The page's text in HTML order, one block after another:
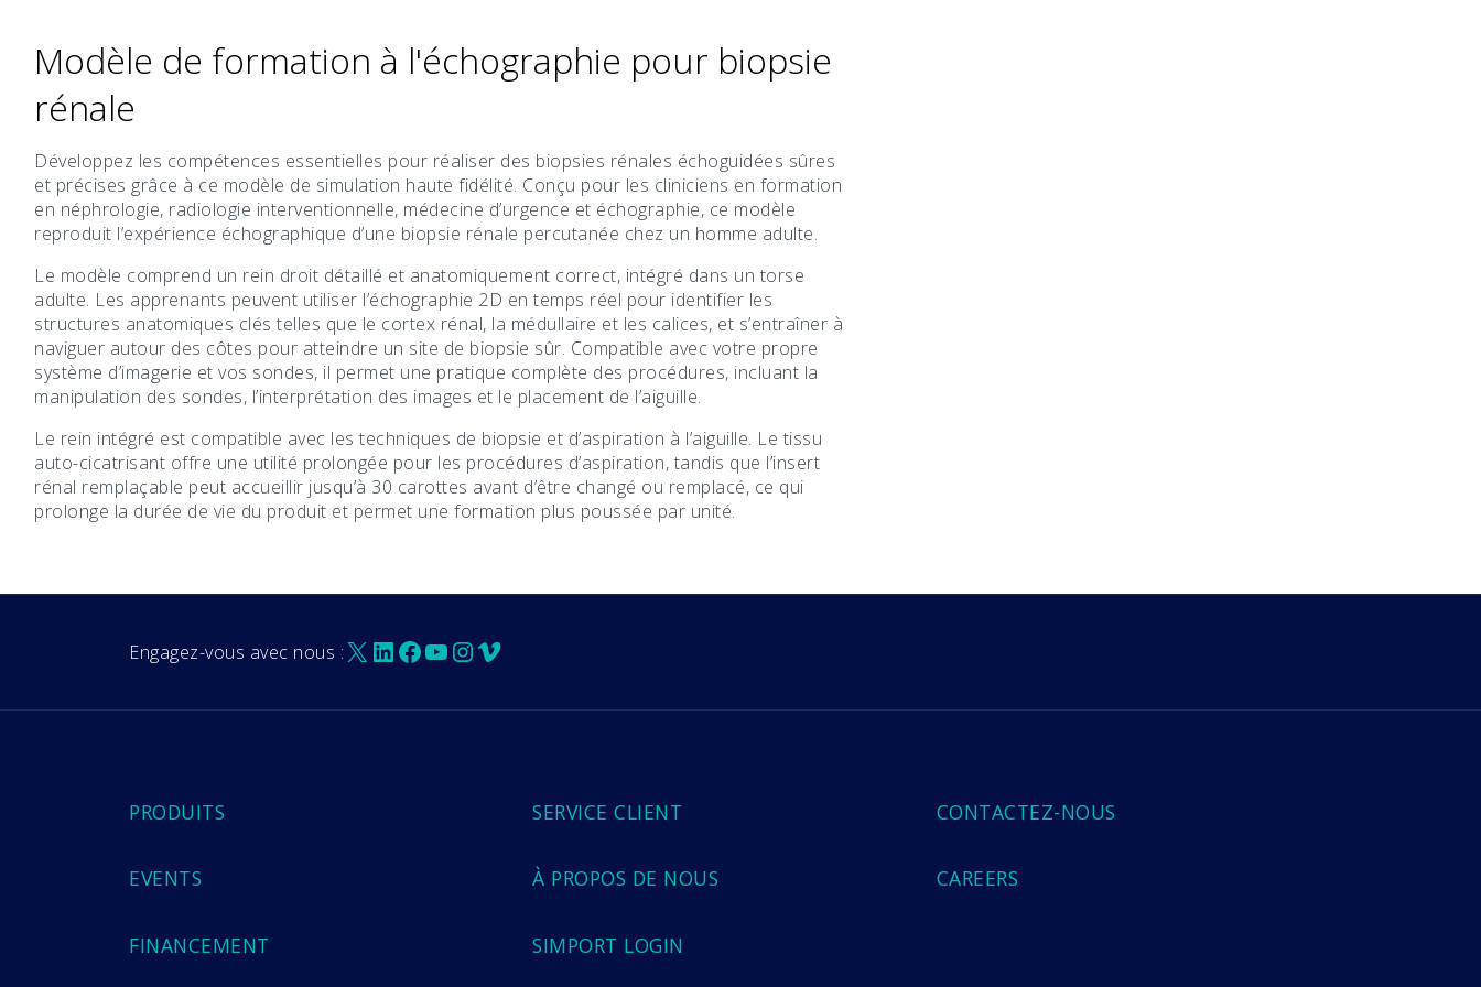
Modèle de formation à l'échographie pour biopsie
rénale
Développez les compétences essentielles pour réaliser des biopsies rénales échoguidées sûres
et précises grâce à ce modèle de simulation haute fidélité. Conçu pour les cliniciens en formation
en néphrologie, radiologie interventionnelle, médecine d’urgence et échographie, ce modèle
reproduit l’expérience échographique d’une biopsie rénale percutanée chez un homme adulte.
Le modèle comprend un rein droit détaillé et anatomiquement correct, intégré dans un torse
adulte. Les apprenants peuvent utiliser l’échographie 2D en temps réel pour identifier les
structures anatomiques clés telles que le cortex rénal, la médullaire et les calices, et s’entraîner à
naviguer autour des côtes pour atteindre un site de biopsie sûr. Compatible avec votre propre
système d’imagerie et vos sondes, il permet une pratique complète des procédures, incluant la
manipulation des sondes, l’interprétation des images et le placement de l’aiguille.
Le rein intégré est compatible avec les techniques de biopsie et d’aspiration à l’aiguille. Le tissu
auto-cicatrisant offre une utilité prolongée pour les procédures d’aspiration, tandis que l’insert
rénal remplaçable peut accueillir jusqu’à 30 carottes avant d’être changé ou remplacé, ce qui
prolonge la durée de vie du produit et permet une formation plus poussée par unité.
Engagez-vous avec nous :X LinkedIn
Facebook
YouTube
Instagram
Vimeo
PRODUITS SERVICE CLIENT CONTACTEZ-NOUS
EVENTS À PROPOS DE NOUS CAREERS
FINANCEMENT SIMPORT LOGIN